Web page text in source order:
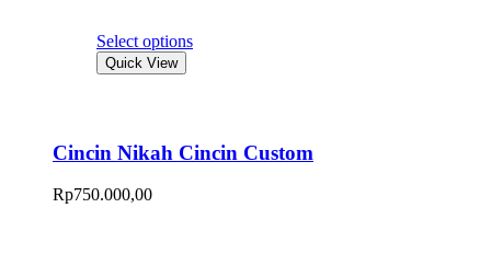
Select options
Quick View
Cincin Nikah Cincin Custom
Rp750.000,00